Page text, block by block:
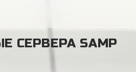
СЕРВЕРА SAMP